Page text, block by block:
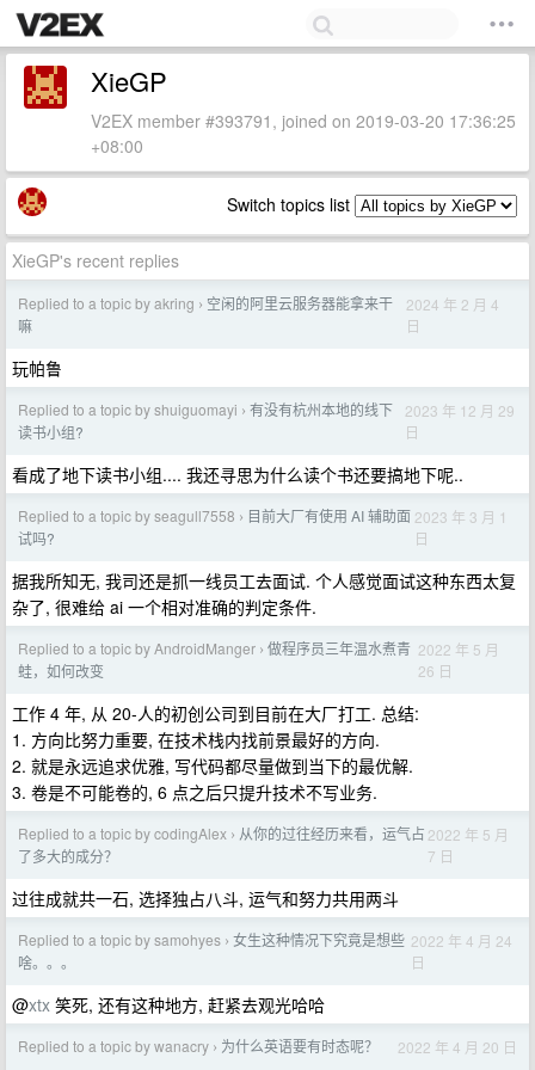
XieGP
V2EX member #393791, joined on 2019-03-20 17:36:25
+08:00
Switch topics list
XieGP's recent replies
Replied to a topic by akring › 空闲的阿里云服务器能拿来干
嘛
2024 年 2 月 4
日
玩帕鲁
Replied to a topic by shuiguomayi › 有没有杭州本地的线下
读书小组?
2023 年 12 月 29
日
看成了地下读书小组.... 我还寻思为什么读个书还要搞地下呢..
Replied to a topic by seagull7558 › 目前大厂有使用 AI 辅助面
试吗?
2023 年 3 月 1
日
据我所知无, 我司还是抓一线员工去面试. 个人感觉面试这种东西太复
杂了, 很难给 ai 一个相对准确的判定条件.
Replied to a topic by AndroidManger › 做程序员三年温水煮青
蛙，如何改变
2022 年 5 月
26 日
工作 4 年, 从 20-人的初创公司到目前在大厂打工. 总结:
1. 方向比努力重要, 在技术栈内找前景最好的方向.
2. 就是永远追求优雅, 写代码都尽量做到当下的最优解.
3. 卷是不可能卷的, 6 点之后只提升技术不写业务.
Replied to a topic by codingAlex › 从你的过往经历来看，运气占
了多大的成分？
2022 年 5 月
7 日
过往成就共一石, 选择独占八斗, 运气和努力共用两斗
Replied to a topic by samohyes › 女生这种情况下究竟是想些
啥。。。
2022 年 4 月 24
日
@xtx 笑死, 还有这种地方, 赶紧去观光哈哈
Replied to a topic by wanacry › 为什么英语要有时态呢？ 2022 年 4 月 20 日